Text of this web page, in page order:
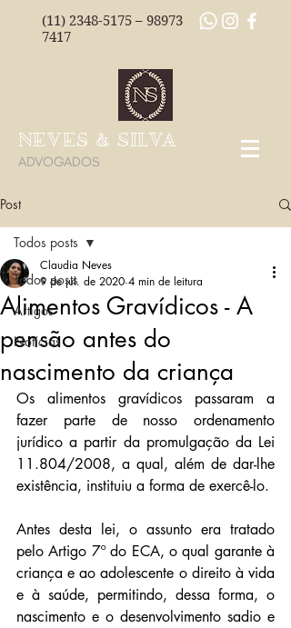
(11) 2348-5175 – 98973
7417
NEVES & SILVA
ADVOGADOS
Post
Todos posts
Artigos
Notícias
Todos posts
Alimentos Gravídicos - A
pensão antes do
nascimento da criança
Claudia Neves
9 de jul. de 2020 4 min de leitura
Os alimentos gravídicos passaram a
fazer parte de nosso ordenamento
jurídico a partir da promulgação da Lei
11.804/2008, a qual, além de dar-lhe
existência, instituiu a forma de exercê-lo.
Antes desta lei, o assunto era tratado
pelo Artigo 7º do ECA, o qual garante à
criança e ao adolescente o direito à vida
e à saúde, permitindo, dessa forma, o
nascimento e o desenvolvimento sadio e